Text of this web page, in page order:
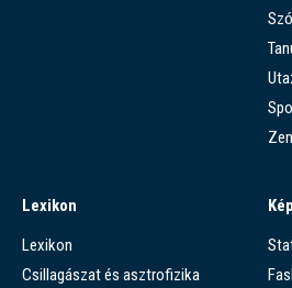
Lexikon
Lexikon
Csillagászat és asztrofizika